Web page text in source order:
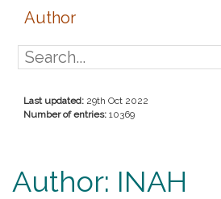
Author
Last updated: 29th Oct 2022
Number of entries: 10369
Author: INAH